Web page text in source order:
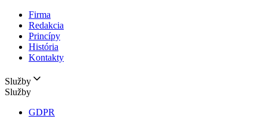
Firma
Redakcia
Princípy
História
Kontakty
Služby
Služby
GDPR